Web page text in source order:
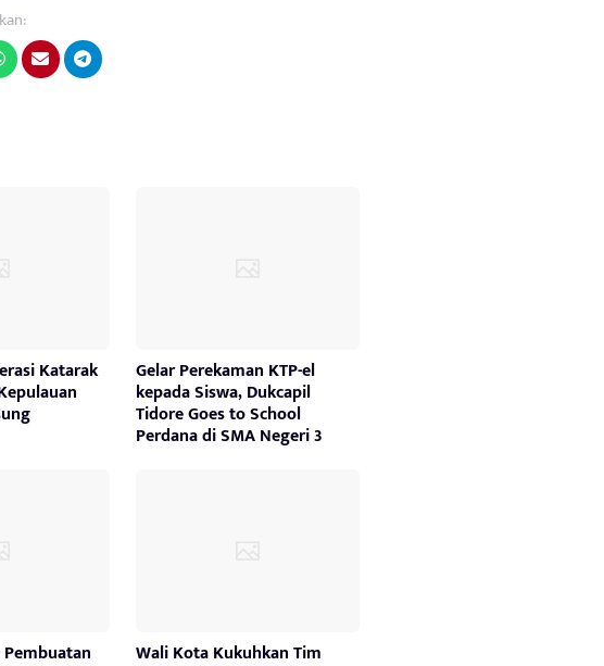
Katarak Gelar Perekaman KTP-el
kepada Siswa, Dukcapil
Tidore Goes to School
Perdana di SMA Negeri 3
Wali Kota Kukuhkan Tim